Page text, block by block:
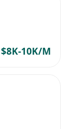
$8K-10K/M